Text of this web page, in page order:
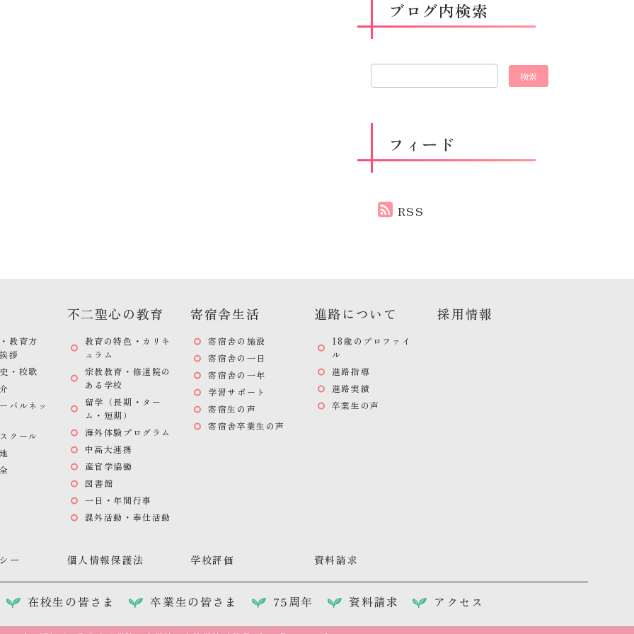
ブログ内検索
フィード
RSS
教育方
拶
・校歌
バルネッ
クール
不二聖心の教育
教育の特色・カリキ
ュラム
宗教教育・修道院の
ある学校
留学（長期・ター
ム・短期）
海外体験プログラム
中高大連携
産官学協働
図書館
一日・年間行事
課外活動・奉仕活動
寄宿舎生活
寄宿舎の施設
寄宿舎の一日
寄宿舎の一年
学習サポート
寄宿生の声
寄宿舎卒業生の声
進路について
18歳のプロファイ
ル
進路指導
進路実績
卒業生の声
採用情報
ー 個人情報保護法 学校評価 資料請求
在校生の皆さま 卒業生の皆さま 75周年 資料請求 アクセス